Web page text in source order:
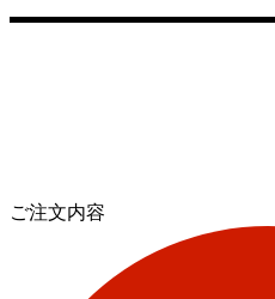
ご注文内容